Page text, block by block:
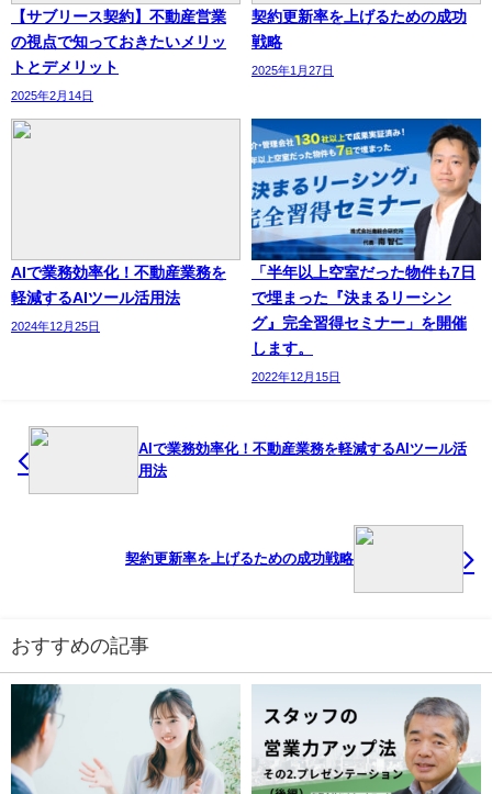
【サブリース契約】不動産営業
の視点で知っておきたいメリッ
トとデメリット
2025年2月14日
契約更新率を上げるための成功
戦略
2025年1月27日
AIで業務効率化！不動産業務を
軽減するAIツール活用法
2024年12月25日
「半年以上空室だった物件も7日
で埋まった『決まるリーシン
グ』完全習得セミナー」を開催
します。
2022年12月15日
AIで業務効率化！不動産業務を軽減するAIツール活
用法
契約更新率を上げるための成功戦略
おすすめの記事